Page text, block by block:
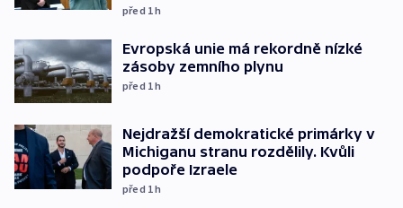
před 1h
Evropská unie má rekordně nízké
zásoby zemního plynu
před 1h
Nejdražší demokratické primárky v
Michiganu stranu rozdělily. Kvůli
podpoře Izraele
před 1h